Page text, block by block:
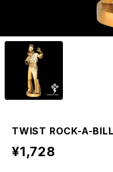
TWIST ROCK-A-
¥1,728